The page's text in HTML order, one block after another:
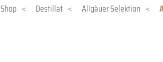
Shop < Destillat < Allgäuer Selektion <